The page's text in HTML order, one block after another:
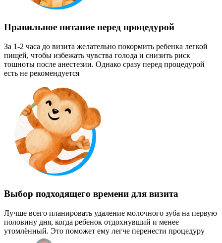
Правильное питание перед процедурой
За 1-2 часа до визита желательно покормить ребенка легкой
пищей, чтобы избежать чувства голода и снизить риск
тошноты после анестезии. Однако сразу перед процедурой
есть не рекомендуется
Выбор подходящего времени для визита
Лучше всего планировать удаление молочного зуба на первую
половину дня, когда ребенок отдохнувший и менее
утомлённый. Это поможет ему легче перенести процедуру